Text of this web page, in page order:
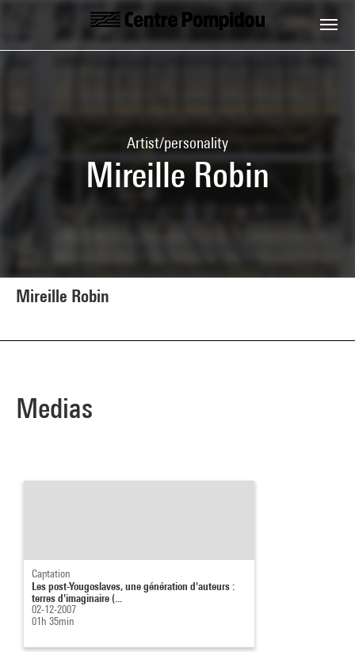
Skip to main content
Centre Pompidou
Artist/personality
Mireille Robin
Mireille Robin
Medias
Captation
Les post-Yougoslaves, une génération d'auteurs :
terres d'imaginaire (...
02-12-2007
01h 35min